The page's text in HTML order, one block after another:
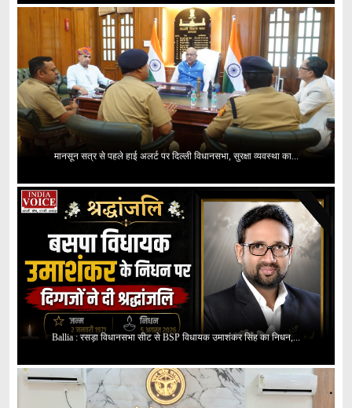
मानसून सत्र से पहले हाई अलर्ट पर दिल्ली विधानसभा, सुरक्षा व्यवस्था का...
Ballia : रसड़ा विधानसभा सीट से BSP विधायक उमाशंकर सिंह का निधन,...